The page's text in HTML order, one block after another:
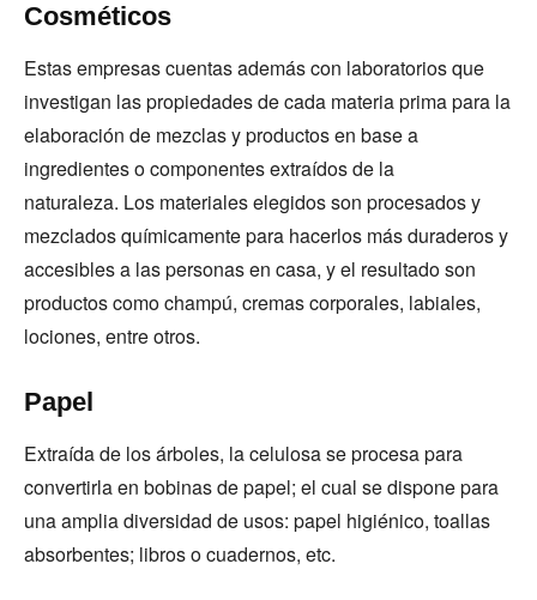
Cosméticos
Estas empresas cuentas además con laboratorios que
investigan las propiedades de cada materia prima para la
elaboración de mezclas y productos en base a
ingredientes o componentes extraídos de la
naturaleza. Los materiales elegidos son procesados y
mezclados químicamente para hacerlos más duraderos y
accesibles a las personas en casa, y el resultado son
productos como champú, cremas corporales, labiales,
lociones, entre otros.
Papel
Extraída de los árboles, la celulosa se procesa para
convertirla en bobinas de papel; el cual se dispone para
una amplia diversidad de usos: papel higiénico, toallas
absorbentes; libros o cuadernos, etc.